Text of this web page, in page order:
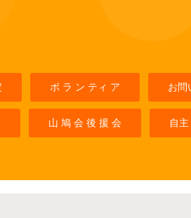
ボ ラ ン ティ ア お問
山 鳩 会 後 援 会 自